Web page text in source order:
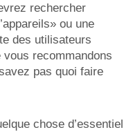
rechercher
ou une
des utilisateurs
recommandons
pas quoi faire
chose d’essentiel